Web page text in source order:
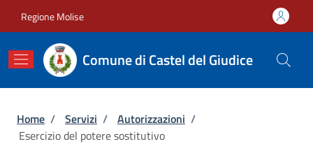
Regione Molise
Comune di Castel del Giudice
Briciole di pane
Home / Servizi / Autorizzazioni /
Esercizio del potere sostitutivo